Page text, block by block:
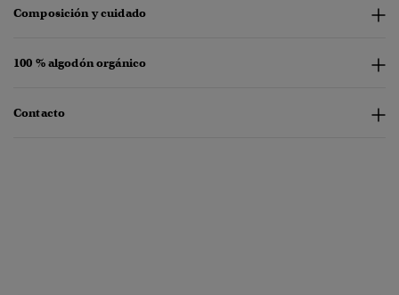
Composición y cuidado
100 % algodón orgánico
Contacto